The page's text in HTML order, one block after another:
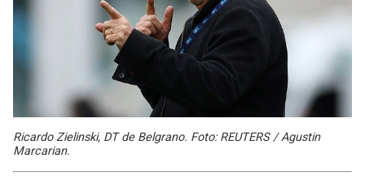
Ricardo Zielinski, DT de Belgrano. Foto: REUTERS / Agustin
Marcarian.